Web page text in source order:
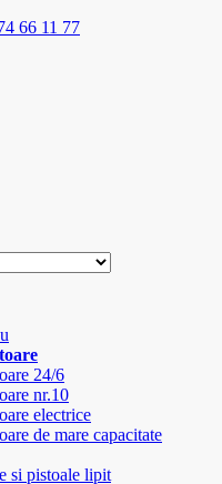
66 11 77
24/6
nr.10
electrice
de mare capacitate
si pistoale lipit